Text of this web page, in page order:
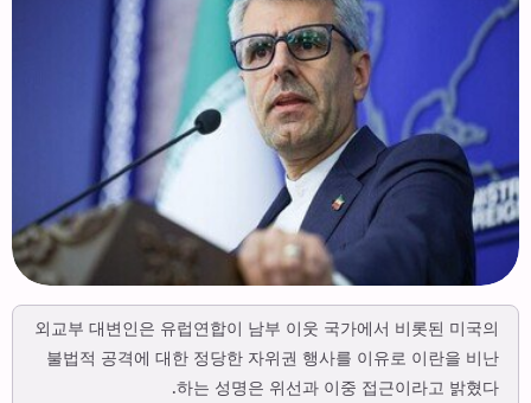
외교부 대변인은 유럽연합이 남부 이웃 국가에서 비롯된 미국의
불법적 공격에 대한 정당한 자위권 행사를 이유로 이란을 비난
하는 성명은 위선과 이중 접근이라고 밝혔다.